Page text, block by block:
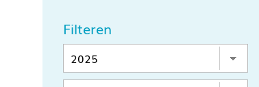
Filteren